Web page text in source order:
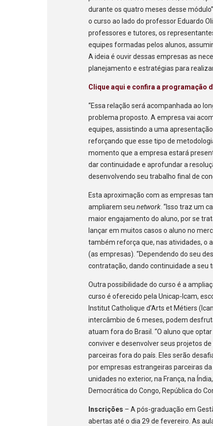
durante os quatro meses desse
o curso ao lado do professor Eduardo
professores e tutores, os
equipes formadas pelos alunos,
A ideia é ouvir dessas empresas as
planejamento e estratégias para
Clique aqui e confira a programação
“Essa relação será acompanhada ao
problema proposto. A empresa vai
equipes, assistindo a uma
reforçando que esse tipo de
momento que a empresa estará
dar continuidade e aprofundar a
desenvolvendo seu trabalho final de
Esta aproximação com as empresas
ampliarem seunetwork. “Isso traz um
maior engajamento do aluno, por se
lançar em muitos casos o aluno no
também reforça que, nas atividades, o
(as empresas). “Dependendo do seu
contratação, dando continuidade a seu
Outra possibilidade do curso é a
curso é oferecido pela Unicap-Icam,
Institut Catholique d’Arts et Métiers
intercâmbio de 6 meses, podem
atuam fora do Brasil. “O aluno que
conviver e desenvolver seus projetos
parceiras fora do país. Eles serão
por empresas estrangeiras parceiras
unidades no exterior, na França, na
Democrática do Congo, República do
Inscrições – A pós-graduação em
abertas até o dia 29 de fevereiro. As